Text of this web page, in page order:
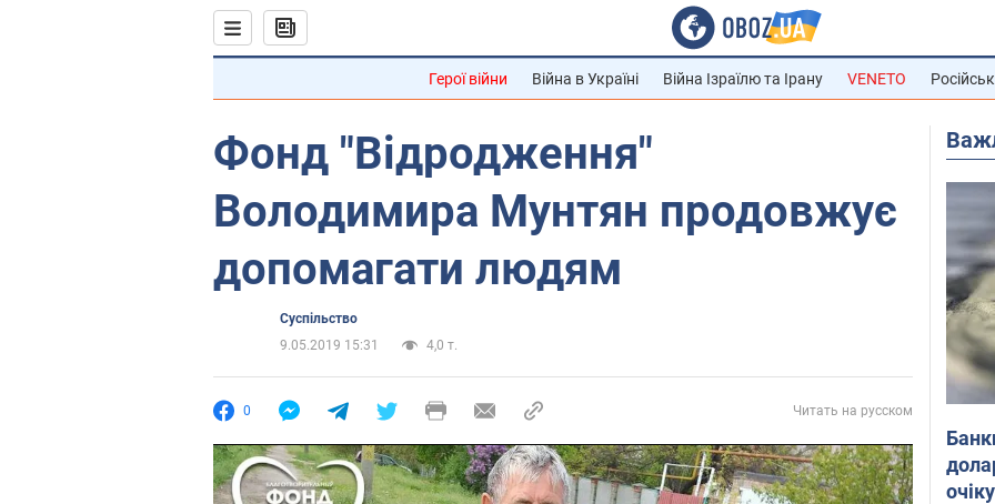
Герої війни Війна в Україні Війна Ізраїлю та Ірану VENETO
Фонд "Відродження"
Володимира Мунтян продовжує
допомагати людям
Суспільство
9.05.2019 15:31
4,0 т.
0 Читать на русском